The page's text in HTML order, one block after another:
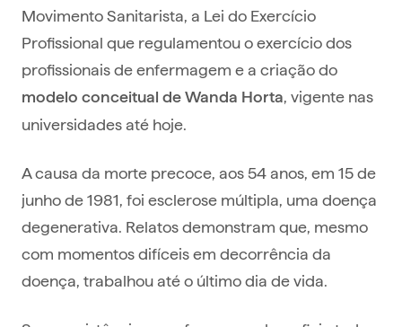
Movimento Sanitarista, a Lei do Exercício
Profissional que regulamentou o exercício dos
profissionais de enfermagem e a criação do
modelo conceitual de Wanda Horta, vigente nas
universidades até hoje.
A causa da morte precoce, aos 54 anos, em 15 de
junho de 1981, foi esclerose múltipla, uma doença
degenerativa. Relatos demonstram que, mesmo
com momentos difíceis em decorrência da
doença, trabalhou até o último dia de vida.